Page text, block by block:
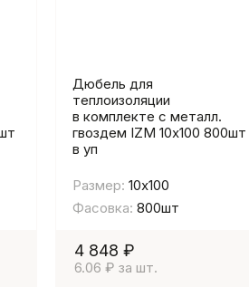
Дюбель для
теплоизоляции
в комплекте с металл.
гвоздем IZМ 10х100 800шт
в уп
Размер: 10х100
Фасовка: 800шт
4 848 ₽
6.06 ₽ за шт.